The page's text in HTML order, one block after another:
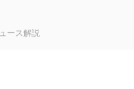
ース解説